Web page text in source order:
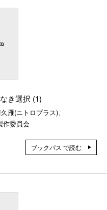
き選択 (1)
雁(ニトロプラス)、
作委員会
ブックパス で読む